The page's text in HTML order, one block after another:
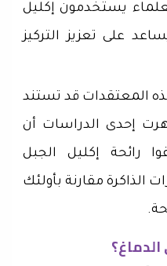
يستخدمون إكليل
على تعزيز التركيز
المعتقدات قد تستند
إحدى الدراسات أن
رائحة إكليل الجبل
الذاكرة مقارنة بأولئك